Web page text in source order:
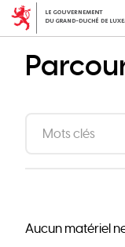
Aller
au
principal
Aucun matériel